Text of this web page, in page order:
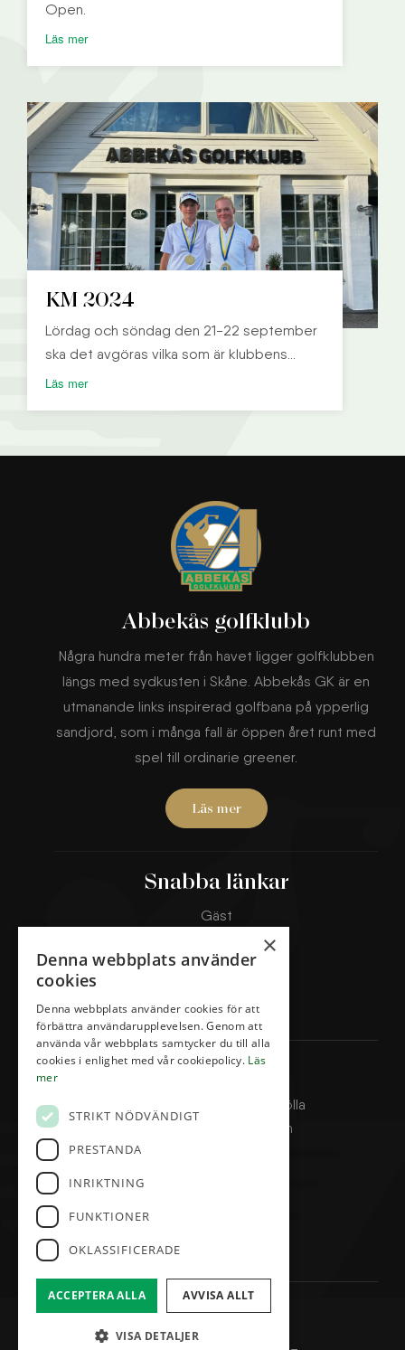
Open.
Läs mer
KM 2024
Lördag och söndag den 21-22 september
ska det avgöras vilka som är klubbens
bästa spelare i olika åldersklasser och
Läs mer
Snabba länkar
Gäst
Boka starttid
Restaurang & Hotell
Abbekås golfklubb
Några hundra meter från havet ligger golfklubben
längs med sydkusten i Skåne. Abbekås GK är en
utmanande links inspirerad golfbana på ypperlig
sandjord, som i många fall är öppen året runt med
spel till ordinarie greener.
Läs mer
Kontakta oss
Abbekås Golfklubb Örmölla
324 Kroppsmarksvägen
© Abbekås Golfklubb
Administration
×
Denna webbplats använder
cookies
Denna webbplats använder cookies för att
förbättra användarupplevelsen. Genom att
använda vår webbplats samtycker du till alla
cookies i enlighet med vår cookiepolicy. Läs
mer
STRIKT NÖDVÄNDIGT
PRESTANDA
INRIKTNING
FUNKTIONER
OKLASSIFICERADE
ACCEPTERA ALLA AVVISA ALLT
VISA DETALJER